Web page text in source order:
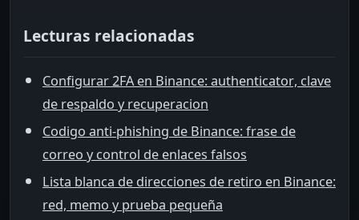
Lecturas relacionadas
Configurar 2FA en Binance: authenticator, clave
de respaldo y recuperacion
Codigo anti-phishing de Binance: frase de
correo y control de enlaces falsos
Lista blanca de direcciones de retiro en Binance:
red, memo y prueba pequeña